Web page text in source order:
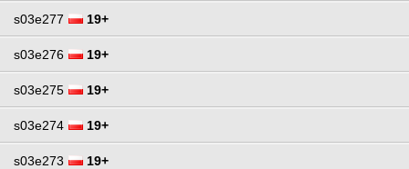
s03e277 19+
s03e276 19+
s03e275 19+
s03e274 19+
s03e273 19+